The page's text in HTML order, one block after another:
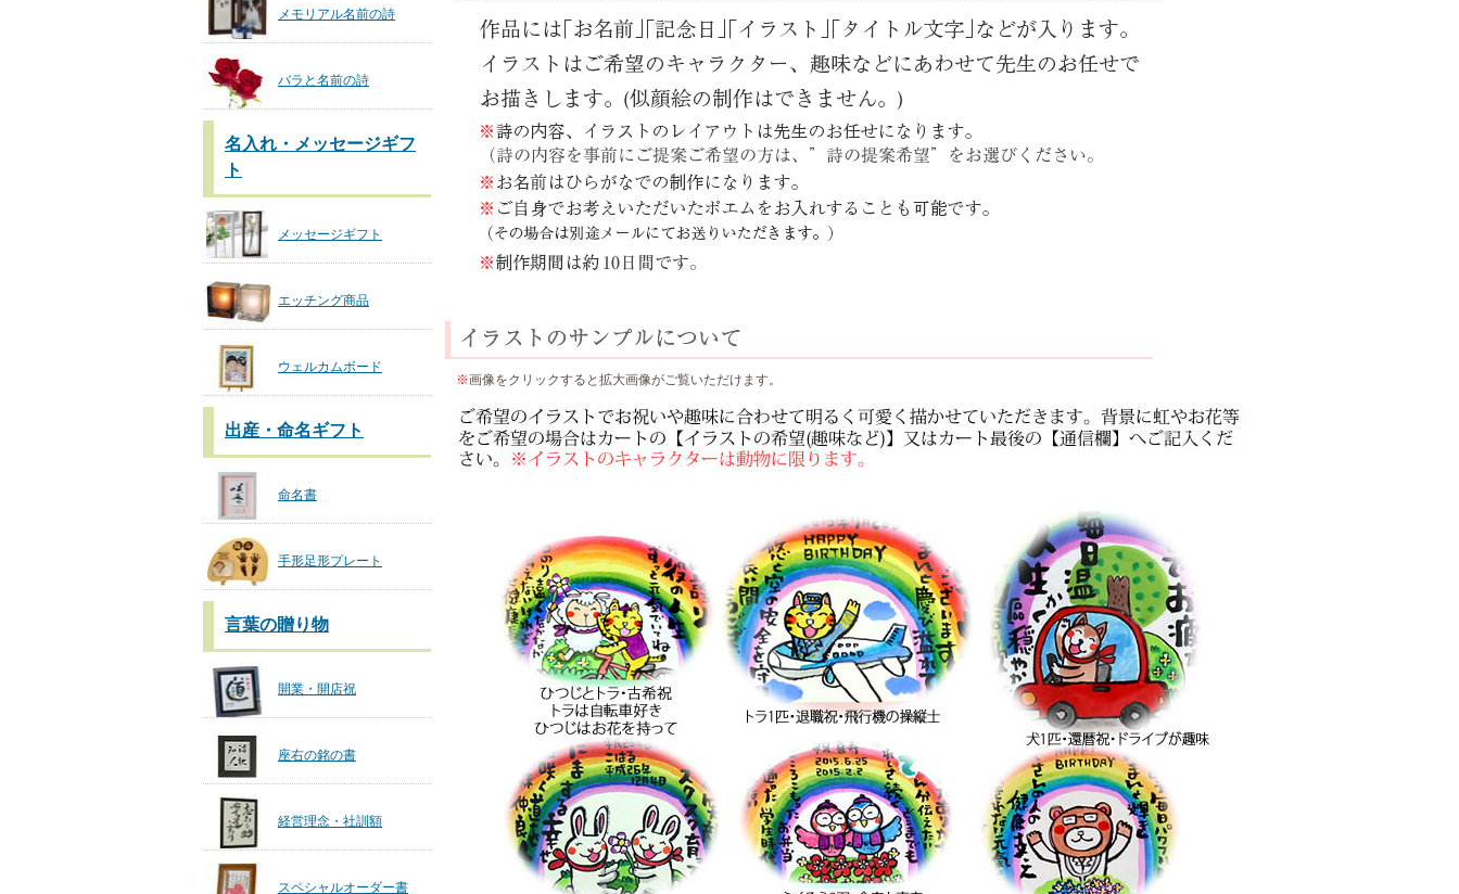
メモリアル名前の詩
バラと名前の詩
名入れ・メッセージギフ
ト
メッセージギフト
エッチング商品
ウェルカムボード
出産・命名ギフト
命名書
手形足形プレート
言葉の贈り物
開業・開店祝
座右の銘の書
経営理念・社訓額
スペシャルオーダー書
※画像をクリックすると拡大画像がご覧いただけます。